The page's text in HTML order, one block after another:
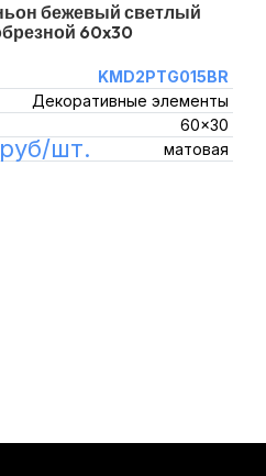
бежевый светлый
60x30
KMD2PTG015BR
Декоративные элементы
60x30
матовая
шт.